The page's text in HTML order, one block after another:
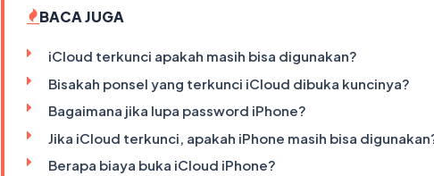
BACA JUGA
iCloud terkunci apakah masih bisa digunakan?
Bisakah ponsel yang terkunci iCloud dibuka kuncinya?
Bagaimana jika lupa password iPhone?
Jika iCloud terkunci, apakah iPhone masih bisa
Berapa biaya buka iCloud iPhone?